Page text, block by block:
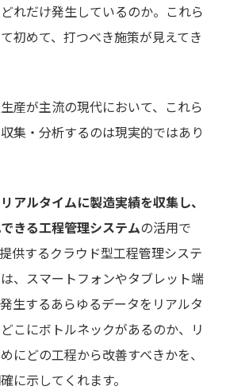
れだけ発生しているのか。これら
初めて、打つべき施策が見えてき
産が主流の現代において、これら
集・分析するのは現実的ではあり
リアルタイムに製造実績を収集し、
きる工程管理システムの活用で
供するクラウド型工程管理システ
は、スマートフォンやタブレット端
生するあらゆるデータをリアルタ
こにボトルネックがあるのか、リ
にどの工程から改善すべきかを、
に示してくれます。